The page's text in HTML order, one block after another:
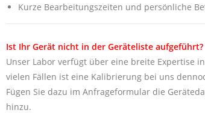
Kurze Bearbeitungszeiten und persönliche
Ist Ihr Gerät nicht in der Geräteliste aufgeführt?
Unser Labor verfügt über eine breite Expertise
vielen Fällen ist eine Kalibrierung bei uns
Fügen Sie dazu im Anfrageformular die
hinzu.